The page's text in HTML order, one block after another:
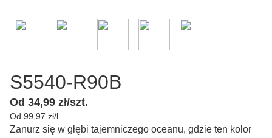
S5540-R90B
Od 34,99 zł/szt.
Od 99,97 zł/l
Zanurz się w głębi tajemniczego oceanu, gdzie ten kolor